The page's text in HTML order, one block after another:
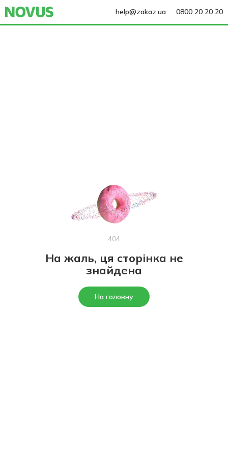
help@zakaz.ua 0800 20 20 20
404
На жаль, ця сторінка не
знайдена
На головну